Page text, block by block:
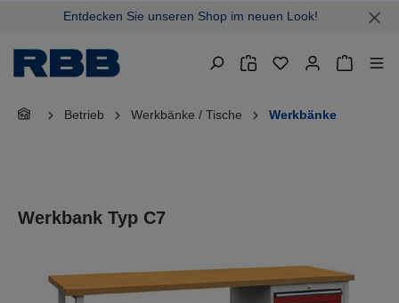
springenEntdecken Sie unseren Shop im neuen Look!
Betrieb Werkbänke / Tische Werkbänke
Werkbank Typ C7